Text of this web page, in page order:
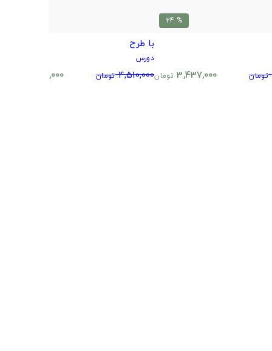
% 24
تومان 3,437,000 تومان
با طرح
دورس
4,510,000 تومان 3,437,000